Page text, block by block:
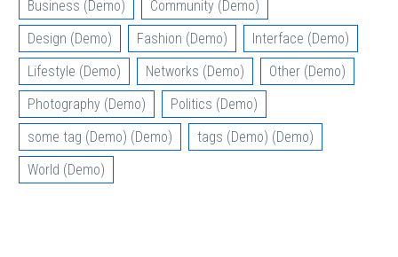
Business (Demo)
Community (Demo)
Design (Demo)
Fashion (Demo)
Interface (Demo)
Lifestyle (Demo)
Networks (Demo)
Other (Demo)
Photography (Demo)
Politics (Demo)
some tag (Demo) (Demo)
tags (Demo) (Demo)
World (Demo)